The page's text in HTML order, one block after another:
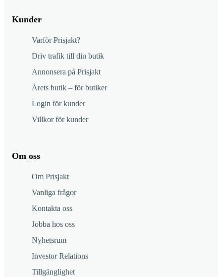
Kunder
Varför Prisjakt?
Driv trafik till din butik
Annonsera på Prisjakt
Årets butik – för butiker
Login för kunder
Villkor för kunder
Om oss
Om Prisjakt
Vanliga frågor
Kontakta oss
Jobba hos oss
Nyhetsrum
Investor Relations
Tillgänglighet